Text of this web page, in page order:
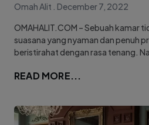
Omah Alit
December 7, 2022
OMAHALIT.COM – Sebuah kamar
suasana yang nyaman dan penuh
beristirahat dengan rasa tenang.
READ MORE...